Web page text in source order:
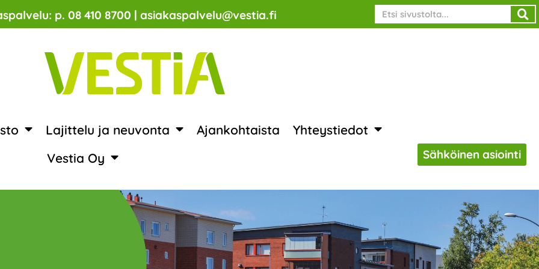
p. 08 410 8700 | asiakaspalvelu@vestia.fi Search
Lajittelu ja neuvonta Ajankohtaista
Yhteystiedot
Vestia Oy
Sähköinen asiointi